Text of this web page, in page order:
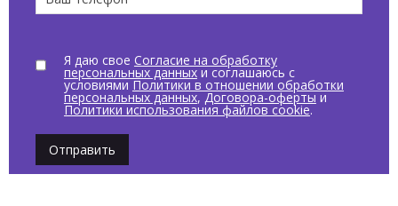
Я даю свое Согласие на обработку
персональных данныхи соглашаюсь с
условиями Политики в отношении обработки
персональных данных, Договора-оферты и
Политики использования файлов cookie.
Отправить